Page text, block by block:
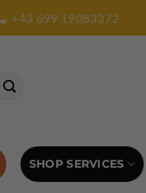
+43 699 19083372
SHOP SERVICES